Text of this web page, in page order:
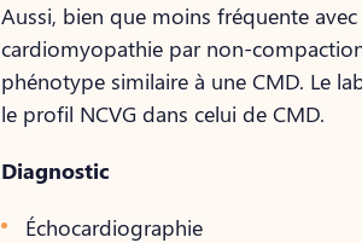
Aussi, bien que moins fréquente
cardiomyopathie par non-
phénotype similaire à une CMD. Le
le profil NCVG dans celui de CMD.
Diagnostic
Échocardiographie